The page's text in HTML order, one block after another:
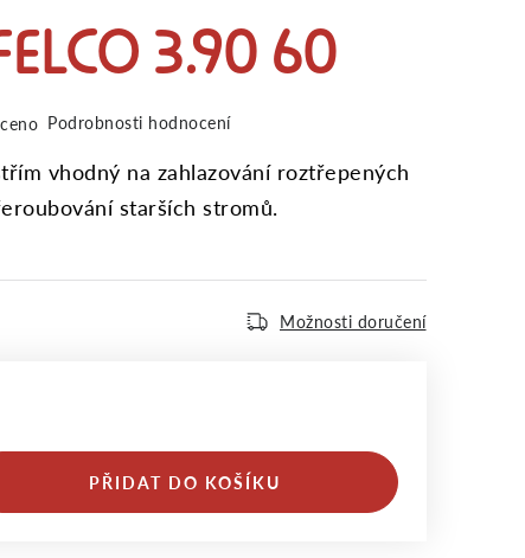
3.90 60
Podrobnosti hodnocení
vhodný na zahlazování roztřepených
starších stromů.
Možnosti doručení
PŘIDAT DO KOŠÍKU